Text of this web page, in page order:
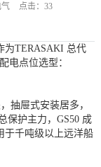
点击： 33
为TERASAKI 总代
电点位选型：
抽屉式安装居多，
保护主力，GS50 成
于千吨级以上远洋船